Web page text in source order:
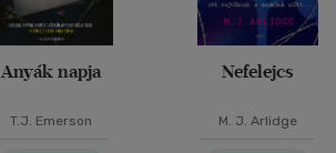
Anyák napja
T.J. Emerson
Nefelejcs
M. J. Arlidge